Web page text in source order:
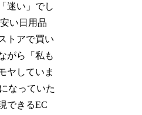
迷い」でし
い日用品
トアで買い
がら「私も
ヤしていま
なっていた
できるEC